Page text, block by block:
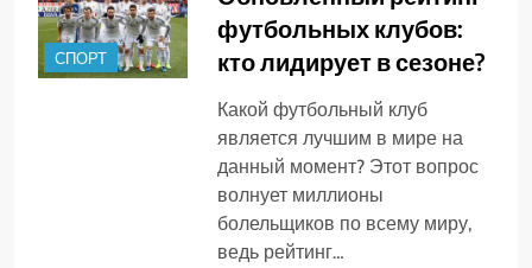
СПОРТ
футбольных клубов:
кто лидирует в сезоне?
Какой футбольный клуб
является лучшим в мире на
данный момент? Этот вопрос
волнует миллионы
болельщиков по всему миру,
ведь рейтинг…